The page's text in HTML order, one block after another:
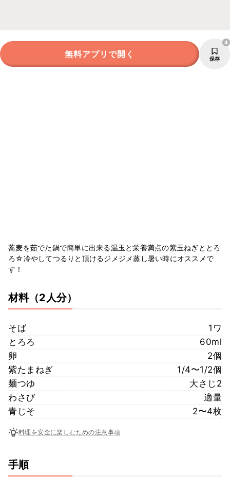
無料アプリで開く 保存
4
蕎麦を茹でた鍋で簡単に出来る温玉と栄養満点の紫玉ねぎととろ
ろ☆冷やしてつるりと頂けるジメジメ蒸し暑い時にオススメで
す！
材料（2人分）
そば
1ワ
とろろ
60ml
卵
2個
紫たまねぎ
1/4〜1/2個
麺つゆ
大さじ2
わさび
適量
青じそ
2〜4枚
料理を安全に楽しむための注意事項
手順